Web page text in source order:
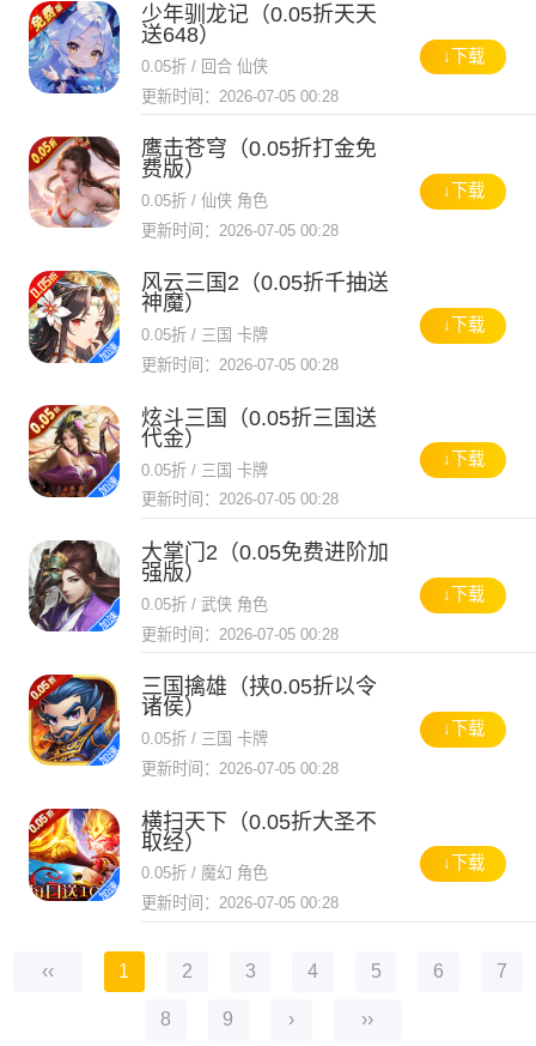
少年驯龙记（0.05折天天
送648）
0.05折 / 回合 仙侠
更新时间：2026-07-05 00:28
↓下载
鹰击苍穹（0.05折打金免
费版）
0.05折 / 仙侠 角色
更新时间：2026-07-05 00:28
↓下载
风云三国2（0.05折千抽送
神魔）
0.05折 / 三国 卡牌
更新时间：2026-07-05 00:28
↓下载
炫斗三国（0.05折三国送
代金）
0.05折 / 三国 卡牌
更新时间：2026-07-05 00:28
↓下载
大掌门2（0.05免费进阶加
强版）
0.05折 / 武侠 角色
更新时间：2026-07-05 00:28
↓下载
三国擒雄（挟0.05折以令
诸侯）
0.05折 / 三国 卡牌
更新时间：2026-07-05 00:28
↓下载
横扫天下（0.05折大圣不
取经）
0.05折 / 魔幻 角色
更新时间：2026-07-05 00:28
↓下载
‹‹ 1 2 3 4 5 6 7
8 9 › ››